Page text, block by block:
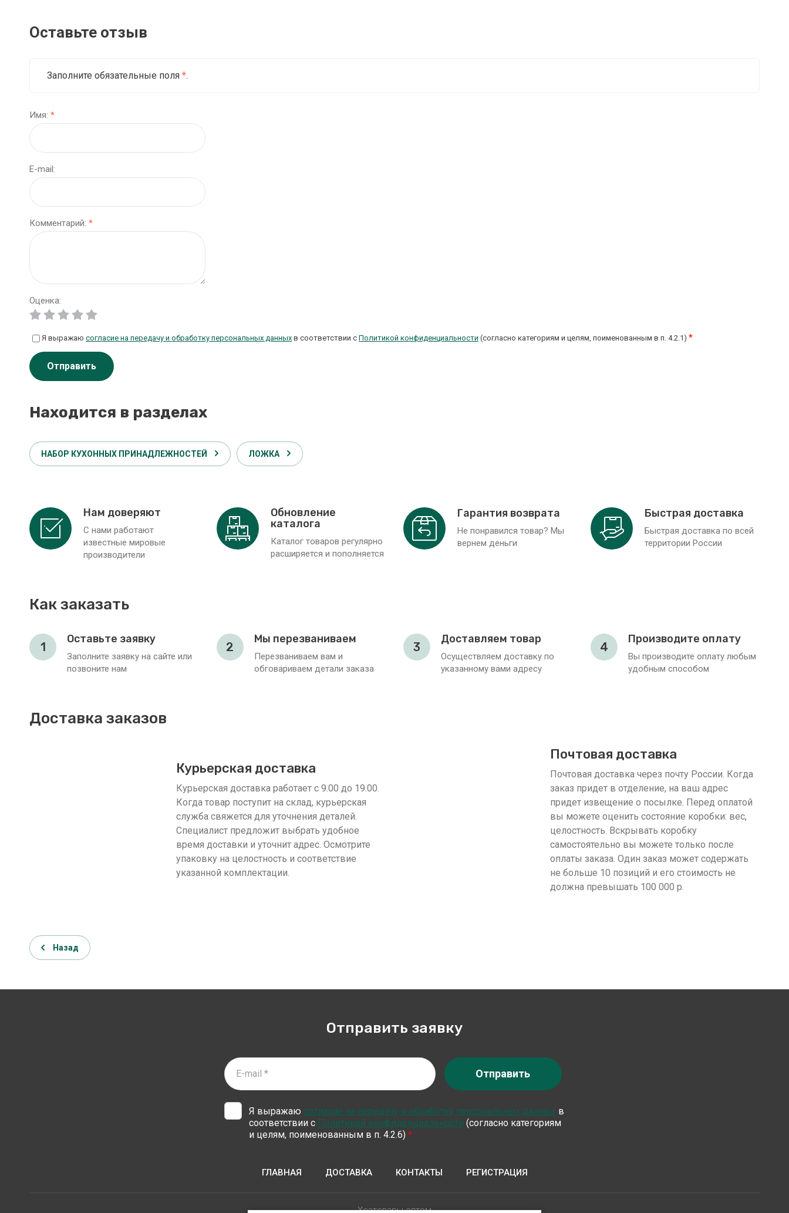
Оставьте отзыв
Заполните обязательные поля *.
Имя: *
E-mail:
Комментарий: *
Оценка:
Я выражаю согласие на передачу и обработку персональных данных в соответствии с Политикой конфиденциальности (согласно категориям и целям, поименованным в п. 4.2.1) *
Отправить
Находится в разделах
НАБОР КУХОННЫХ ПРИНАДЛЕЖНОСТЕЙ ЛОЖКА
Нам доверяют
С нами работают
известные мировые
производители
Обновление
каталога
Каталог товаров регулярно
расширяется и пополняется
Гарантия возврата
Не понравился товар? Мы
вернем деньги
Быстрая доставка
Быстрая доставка по всей
территории России
Как заказать
1
Оставьте заявку
Заполните заявку на сайте или
позвоните нам
2
Мы перезваниваем
Перезваниваем вам и
обговариваем детали заказа
3
Доставляем товар
Осуществляем доставку по
указанному вами адресу
4
Производите оплату
Вы производите оплату любым
удобным способом
Доставка заказов
Курьерская доставка
Курьерская доставка работает с 9.00 до 19.00.
Когда товар поступит на склад, курьерская
служба свяжется для уточнения деталей.
Специалист предложит выбрать удобное
время доставки и уточнит адрес. Осмотрите
упаковку на целостность и соответствие
указанной комплектации.
Почтовая доставка
Почтовая доставка через почту России. Когда
заказ придет в отделение, на ваш адрес
придет извещение о посылке. Перед оплатой
вы можете оценить состояние коробки: вес,
целостность. Вскрывать коробку
самостоятельно вы можете только после
оплаты заказа. Один заказ может содержать
не больше 10 позиций и его стоимость не
должна превышать 100 000 р.
Назад
Отправить заявку
Я выражаю согласие на передачу и обработку персональных данных в
соответствии с Политикой конфиденциальности (согласно категориям
и целям, поименованным в п. 4.2.6) *
Отправить
ГЛАВНАЯ ДОСТАВКА КОНТАКТЫ РЕГИСТРАЦИЯ
Хозтовары оптом